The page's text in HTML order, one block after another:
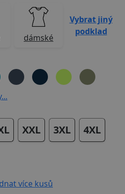
dámské
Vybrat jiný
podklad
XXL 3XL 4XL
více kusů